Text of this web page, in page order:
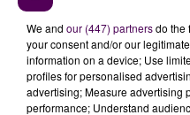
La Mayenne débarque
public plus jeune, les
département vont
sur le réseau social
We and our (447) partnersdo the
your consent and/or our
information on a device; Use
profiles for personalised
advertising; Measure advertising
performance; Understand